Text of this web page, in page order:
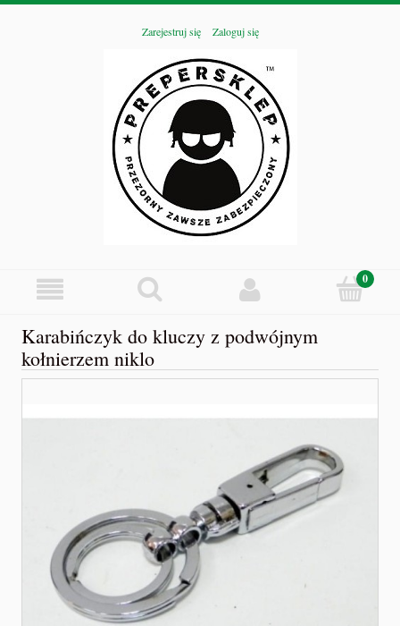
Zarejestruj się Zaloguj się
Karabińczyk do kluczy z podwójnym
kołnierzem niklo